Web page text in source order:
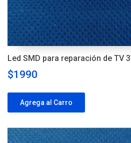
Led SMD para reparación de TV
$1990
Agrega al Carro